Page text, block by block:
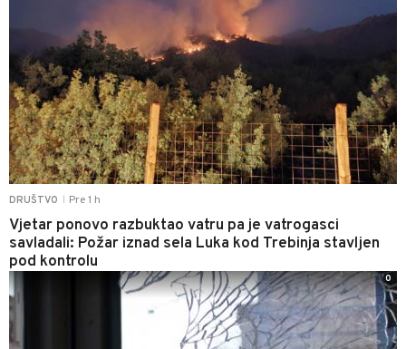
DRUŠTVO Pre 1 h
Vjetar ponovo razbuktao vatru pa je vatrogasci
savladali: Požar iznad sela Luka kod Trebinja stavljen
pod kontrolu
0